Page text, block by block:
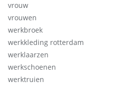
vrouw
vrouwen
werkbroek
werkkleding rotterdam
werklaarzen
werkschoenen
werktruien